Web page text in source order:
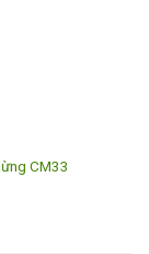
CM33